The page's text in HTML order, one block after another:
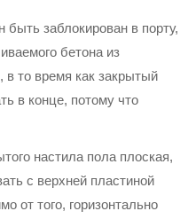
заблокирован в порту,
бетона из
в то время как закрытый
в конце, потому что
настила пола плоская,
с верхней пластиной
от того, горизонтально